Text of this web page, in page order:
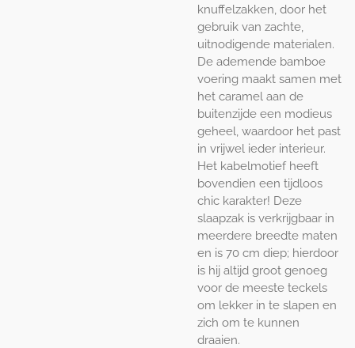
knuffelzakken, door het
gebruik van zachte,
uitnodigende materialen.
De ademende bamboe
voering maakt samen met
het caramel aan de
buitenzijde een modieus
geheel, waardoor het past
in vrijwel ieder interieur.
Het kabelmotief heeft
bovendien een tijdloos
chic karakter! Deze
slaapzak is verkrijgbaar in
meerdere breedte maten
en is 70 cm diep; hierdoor
is hij altijd groot genoeg
voor de meeste teckels
om lekker in te slapen en
zich om te kunnen
draaien.